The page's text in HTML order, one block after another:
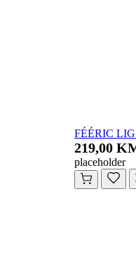
FÉÉRIC
219,00
placeholder